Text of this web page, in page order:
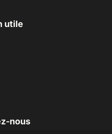
utile
nous